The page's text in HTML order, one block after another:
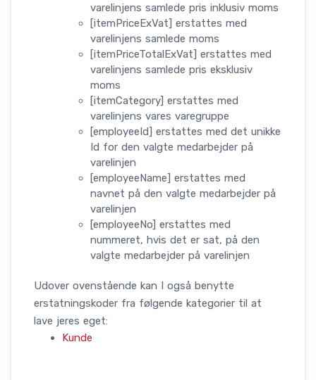
varelinjens samlede pris inklusiv moms
[itemPriceExVat] erstattes med
varelinjens samlede moms
[itemPriceTotalExVat] erstattes med
varelinjens samlede pris eksklusiv
moms
[itemCategory] erstattes med
varelinjens vares varegruppe
[employeeId] erstattes med det unikke
Id for den valgte medarbejder på
varelinjen
[employeeName] erstattes med
navnet på den valgte medarbejder på
varelinjen
[employeeNo] erstattes med
nummeret, hvis det er sat, på den
valgte medarbejder på varelinjen
Udover ovenstående kan I også benytte
erstatningskoder fra følgende kategorier til at
lave jeres eget:
Kunde